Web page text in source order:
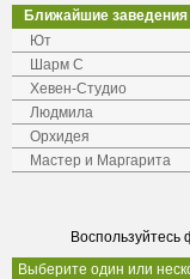
Ближайшие заведения
Ют
Шарм С
Хевен-Студио
Людмила
Орхидея
Мастер и Маргарита
Выберите один или